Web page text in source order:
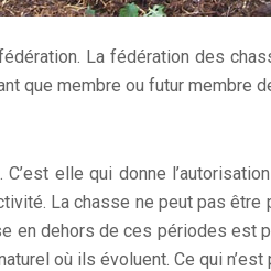
La fédération des
que membre ou futur membre
elle qui donne
La chasse ne peut pas
dehors de ces périodes est
où ils évoluent. Ce qui